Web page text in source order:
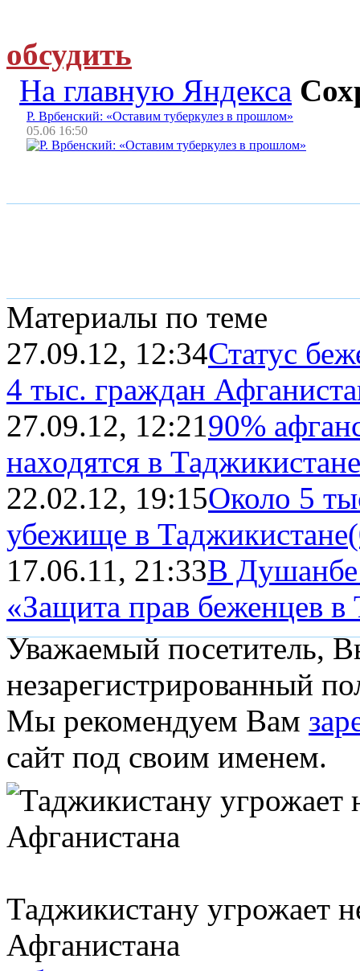
обсудить
На главную Яндекса
Р. Врбенский: «Оставим туберкулез в прошлом»
05.06 16:50
Материалы по теме
27.09.12, 12:34Статус
4 тыс. граждан
27.09.12, 12:2190%
находятся в Таджикистане
22.02.12, 19:15Около 5
убежище в Таджикистане
17.06.11, 21:33В Душанбе
«Защита прав беженцев в
Уважаемый посетитель,
незарегистрированный
Мы рекомендуем Вам
сайт под своим именем.
Таджикистану угрожает
Афганистана